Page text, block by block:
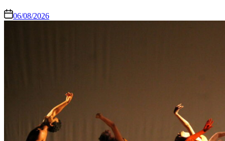
06/08/2026